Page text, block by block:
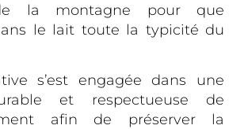
la montagne pour que
le lait toute la typicité du
s’est engagée dans une
et respectueuse de
afin de préserver la